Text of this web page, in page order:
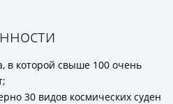
в которой свыше 100 очень
30 видов космических суден